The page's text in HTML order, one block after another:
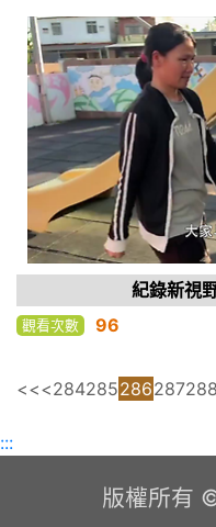
紀錄新視
觀看次數 96
<<<284285286287288
:::
版權所有